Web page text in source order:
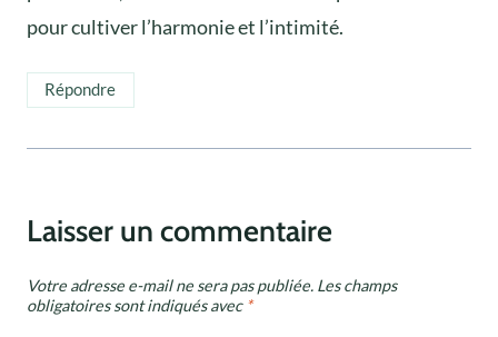
pour cultiver l’harmonie et l’intimité.
Répondre
Laisser un commentaire
Votre adresse e-mail ne sera pas publiée. Les champs
obligatoires sont indiqués avec *